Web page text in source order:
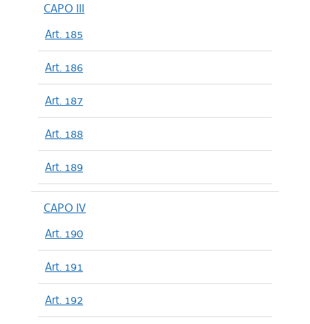
CAPO III
Art. 185
Art. 186
Art. 187
Art. 188
Art. 189
CAPO IV
Art. 190
Art. 191
Art. 192